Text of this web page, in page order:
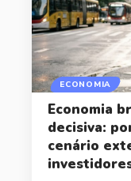
ECONOMIA
Economia
decisiva:
cenário